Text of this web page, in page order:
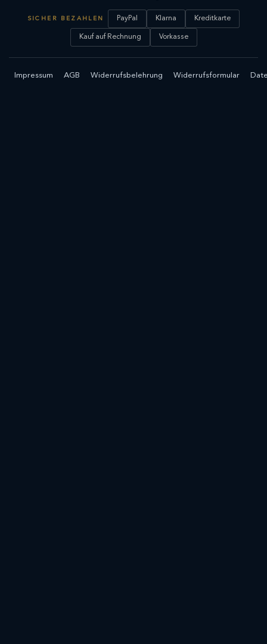
SICHER BEZAHLEN PayPal Klarna Kreditkarte
Kauf auf Rechnung Vorkasse
Impressum AGB Widerrufsbelehrung Widerrufsformular